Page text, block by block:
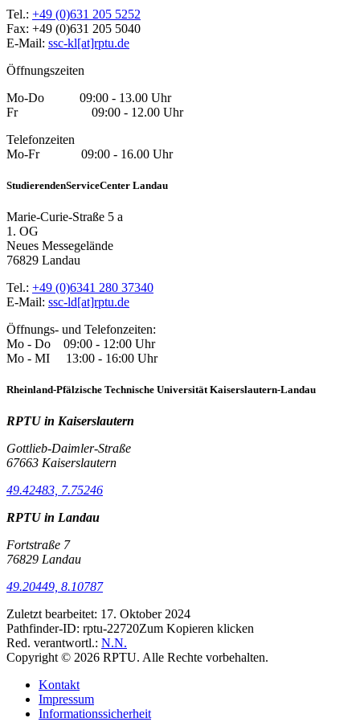
Tel.: +49 (0)631 205 5252
Fax: +49 (0)631 205 5040
E-Mail: ssc-kl[at]rptu.de
Öffnungszeiten
Mo-Do 09:00 - 13.00 Uhr
Fr 09:00 - 12.00 Uhr
Telefonzeiten
Mo-Fr 09:00 - 16.00 Uhr
StudierendenServiceCenter Landau
Marie-Curie-Straße 5 a
1. OG
Neues Messegelände
76829 Landau
Tel.: +49 (0)6341 280 37340
E-Mail: ssc-ld[at]rptu.de
Öffnungs- und Telefonzeiten:
Mo - Do 09:00 - 12:00 Uhr
Mo - MI 13:00 - 16:00 Uhr
Rheinland-Pfälzische Technische Universität Kaiserslautern-Landau
RPTU in Kaiserslautern
Gottlieb-Daimler-Straße
67663 Kaiserslautern
49.42483, 7.75246
RPTU in Landau
Fortstraße 7
76829 Landau
49.20449, 8.10787
Zuletzt bearbeitet: 17. Oktober 2024
Pathfinder-ID: rptu-22720Zum Kopieren klicken
Red. verantwortl.: N.N.
Copyright © 2026 RPTU. Alle Rechte vorbehalten.
Kontakt
Impressum
Informationssicherheit